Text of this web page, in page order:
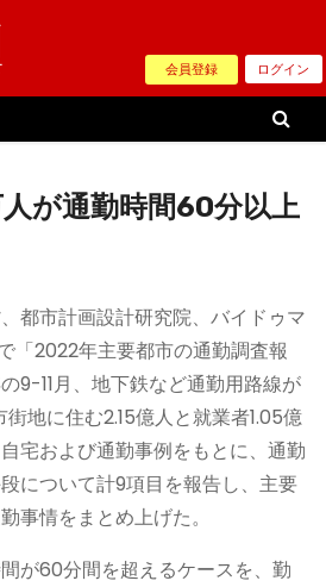
会員登録 ログイン
が通勤時間60分以上
都市計画設計研究院、バイドゥマ
「2022年主要都市の通勤調査報
9-11月、地下鉄など通勤用路線が
地に住む2.15億人と就業者1.05億
宅および通勤事例をもとに、通勤
について計9項目を報告し、主要
事情をまとめ上げた。
が60分間を超えるケースを、勤